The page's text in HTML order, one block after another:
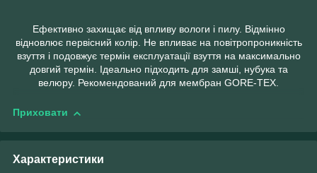
Ефективно захищає від впливу вологи і пилу. Відмінно
відновлює первісний колір. Не впливає на повітропроникність
взуття і подовжує термін експлуатації взуття на максимально
довгий термін. Ідеально підходить для замші, нубука та
велюру. Рекомендований для мембран GORE-TEX.
Приховати
Характеристики